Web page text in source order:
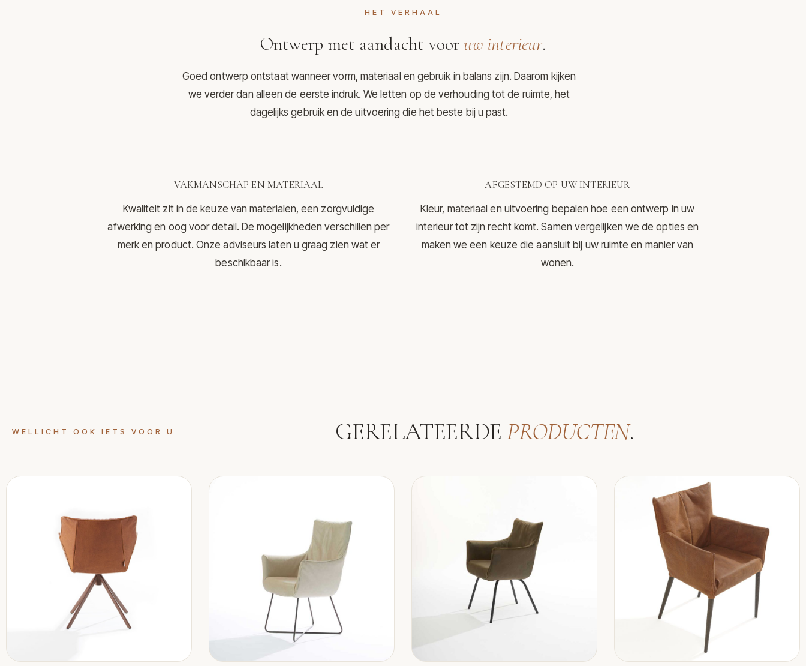
HET VERHAAL
Ontwerp met aandacht voor uw interieur.
Goed ontwerp ontstaat wanneer vorm, materiaal en gebruik in balans zijn. Daarom kijken
we verder dan alleen de eerste indruk. We letten op de verhouding tot de ruimte, het
dagelijks gebruik en de uitvoering die het beste bij u past.
VAKMANSCHAP EN MATERIAAL
Kwaliteit zit in de keuze van materialen, een zorgvuldige
afwerking en oog voor detail. De mogelijkheden verschillen per
merk en product. Onze adviseurs laten u graag zien wat er
beschikbaar is.
AFGESTEMD OP UW INTERIEUR
Kleur, materiaal en uitvoering bepalen hoe een ontwerp in uw
interieur tot zijn recht komt. Samen vergelijken we de opties en
maken we een keuze die aansluit bij uw ruimte en manier van
wonen.
WELLICHT OOK IETS VOOR U GERELATEERDEPRODUCTEN.